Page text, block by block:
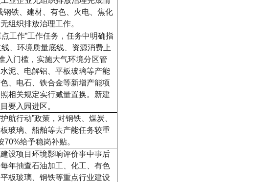
钢铁、建材、有色、火电、焦化
组织排放治理工作。
工作”工作任务，任务中明确指
、环境质量底线、资源消费上
入门槛，实施大气环境分区管
泥、电解铝、平板玻璃等产能
、电石、铁合金等新增产能项
相关规定实行减量置换。新建
要入园进区。
护航行动”政策，对钢铁、煤炭、
玻璃、船舶等去产能任务较重
70%给予稳岗补贴。
设项目环境影响评价事中事后
年抽查石油加工、化工、有色
板玻璃、钢铁等重点行业建设